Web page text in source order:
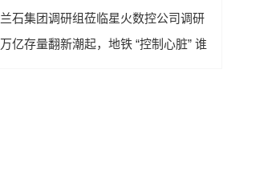
国际机场2026持续斩获行业大奖
兰石集团调研组莅临星火数控公司调研
指导数智化转型工作
万亿存量翻新潮起，地铁 “控制心脏” 谁